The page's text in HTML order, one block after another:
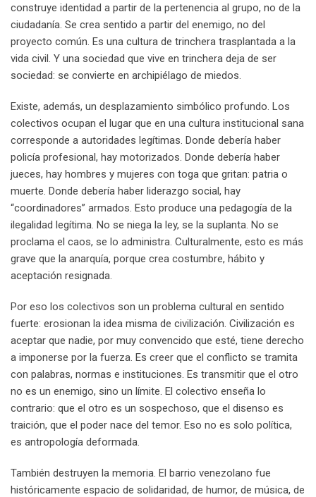
construye identidad a partir de la pertenencia al grupo, no de la
ciudadanía. Se crea sentido a partir del enemigo, no del
proyecto común. Es una cultura de trinchera trasplantada a la
vida civil. Y una sociedad que vive en trinchera deja de ser
sociedad: se convierte en archipiélago de miedos.
Existe, además, un desplazamiento simbólico profundo. Los
colectivos ocupan el lugar que en una cultura institucional sana
corresponde a autoridades legítimas. Donde debería haber
policía profesional, hay motorizados. Donde debería haber
jueces, hay hombres y mujeres con toga que gritan: patria o
muerte. Donde debería haber liderazgo social, hay
“coordinadores” armados. Esto produce una pedagogía de la
ilegalidad legítima. No se niega la ley, se la suplanta. No se
proclama el caos, se lo administra. Culturalmente, esto es más
grave que la anarquía, porque crea costumbre, hábito y
aceptación resignada.
Por eso los colectivos son un problema cultural en sentido
fuerte: erosionan la idea misma de civilización. Civilización es
aceptar que nadie, por muy convencido que esté, tiene derecho
a imponerse por la fuerza. Es creer que el conflicto se tramita
con palabras, normas e instituciones. Es transmitir que el otro
no es un enemigo, sino un límite. El colectivo enseña lo
contrario: que el otro es un sospechoso, que el disenso es
traición, que el poder nace del temor. Eso no es solo política,
es antropología deformada.
También destruyen la memoria. El barrio venezolano fue
históricamente espacio de solidaridad, de humor, de música, de